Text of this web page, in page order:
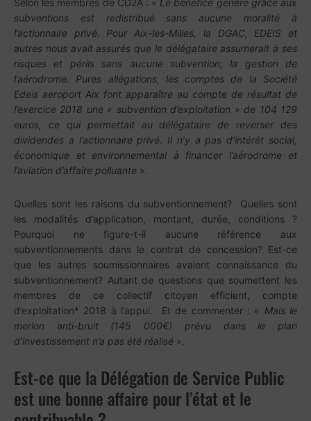
Selon les membres de CD2A : « Le bénéfice généré grâce aux
subventions est redistribué sans aucune moralité à
l’actionnaire privé. Pour Aix-les-Milles, la DGAC, EDEIS et
autres nous avait assurés que le délégataire assumerait à ses
risques et périls sans aucune subvention, la gestion de
l’aérodrome. Pures allégations, les comptes de la Société
Edeis aeroport Aix font apparaître au compte de résultat de
l’exercice 2018 une « subvention d’exploitation » de 104 129
euros, ce qui permettait au délégataire de reverser des
dividendes a l’actionnaire privé. Il n’y a pas d’intérêt social,
économique et environnemental à financer l’aérodrome et
l’aviation d’affaire polluante ».
Quelles sont les raisons du subventionnement? Quelles sont
les modalités d’application, montant, durée, conditions ?
Pourquoi ne figure-t-il aucune référence aux
subventionnements dans le contrat de concession? Est-ce
que les autres soumissionnaires avaient connaissance du
subventionnement? Autant de questions que soumettent les
membres de ce collectif citoyen efficient, compte
d’exploitation* 2018 à l’appui. Et de commenter : « Mais le
merlon anti-bruit (145 000€) prévu dans le plan
d’investissement n’a pas été réalisé ».
Est-ce que la Délégation de Service Public
est une bonne affaire pour l’état et le